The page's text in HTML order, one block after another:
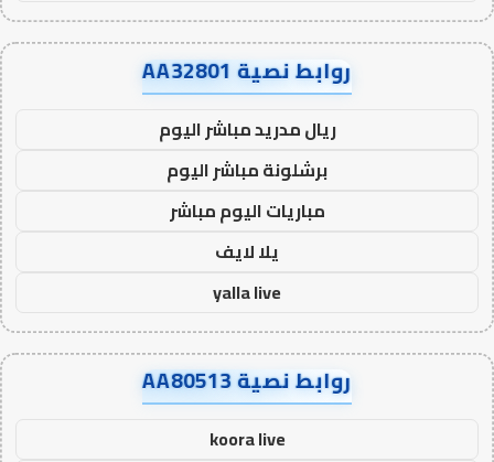
روابط نصية AA32801
ريال مدريد مباشر اليوم
برشلونة مباشر اليوم
مباريات اليوم مباشر
يلا لايف
yalla live
روابط نصية AA80513
koora live